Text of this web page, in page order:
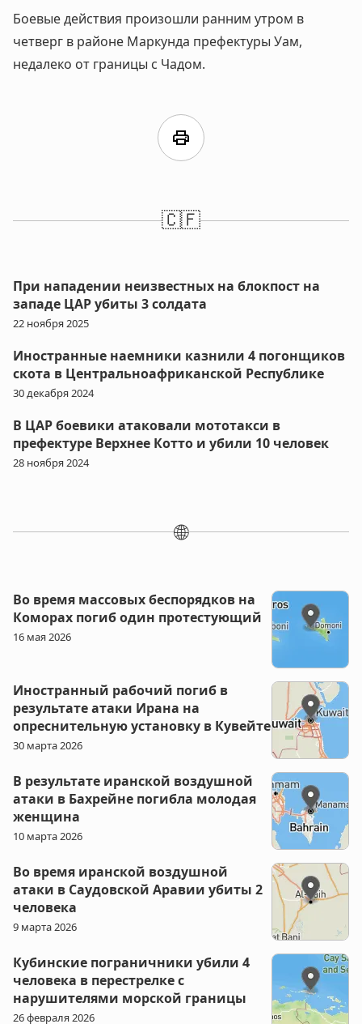
Боевые действия произошли ранним утром в
четверг в районе Маркунда префектуры Уам,
недалеко от границы с Чадом.
print
🇨🇫
При нападении неизвестных на блокпост на
западе ЦАР убиты 3 солдата
22 ноября 2025
Иностранные наемники казнили 4 погонщиков
скота в Центральноафриканской Республике
30 декабря 2024
В ЦАР боевики атаковали мототакси в
префектуре Верхнее Котто и убили 10 человек
28 ноября 2024
🌐
Во время массовых беспорядков на
Коморах погиб один протестующий
16 мая 2026
Иностранный рабочий погиб в
результате атаки Ирана на
опреснительную установку в Кувейте
30 марта 2026
В результате иранской воздушной
атаки в Бахрейне погибла молодая
женщина
10 марта 2026
Во время иранской воздушной
атаки в Саудовской Аравии убиты 2
человека
9 марта 2026
Кубинские пограничники убили 4
человека в перестрелке с
нарушителями морской границы
26 февраля 2026